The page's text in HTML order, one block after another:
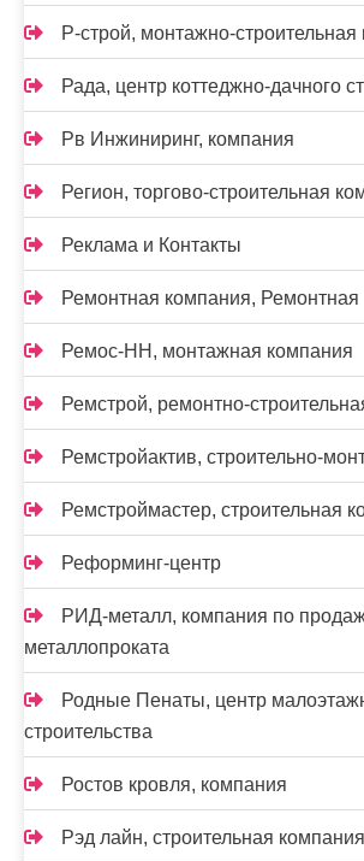
Р-строй, монтажно-строительная
Рада, центр коттеджно-дачного
Рв Инжиниринг, компания
Регион, торгово-строительная
Реклама и Контакты
Ремонтная компания, Ремонтная
Ремос-НН, монтажная компания
Ремстрой, ремонтно-
Ремстройактив, строительно-
Ремстроймастер, строительная
Реформинг-центр
РИД-металл, компания по
металлопроката
Родные Пенаты, центр
строительства
Ростов кровля, компания
Рэд лайн, строительная компания